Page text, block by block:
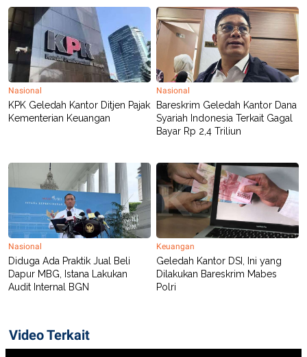
E
TE
A
P
E
R
V
E
R
T
N
K
M
E
D
I
A
.
I
D
SITEMAPPROFILE
OF
Nasional
KPK Geledah Kantor Ditjen Pajak
Kementerian Keuangan
Nasional
Bareskrim Geledah Kantor Dana
Syariah Indonesia Terkait Gagal
Bayar Rp 2,4 Triliun
Nasional
Diduga Ada Praktik Jual Beli
Dapur MBG, Istana Lakukan
Audit Internal BGN
Keuangan
Geledah Kantor DSI, Ini yang
Dilakukan Bareskrim Mabes
Polri
Video Terkait